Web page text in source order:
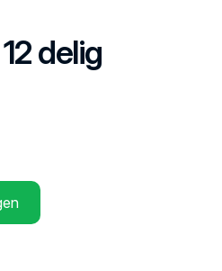
delig